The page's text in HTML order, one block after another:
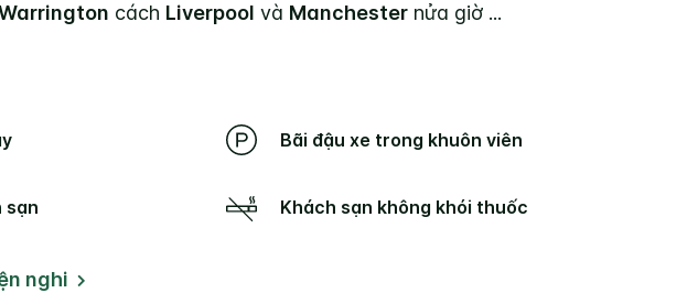
cách Liverpool và Manchester nửa giờ ...
Bãi đậu xe trong khuôn viên
sạn Khách sạn không khói thuốc
nghi